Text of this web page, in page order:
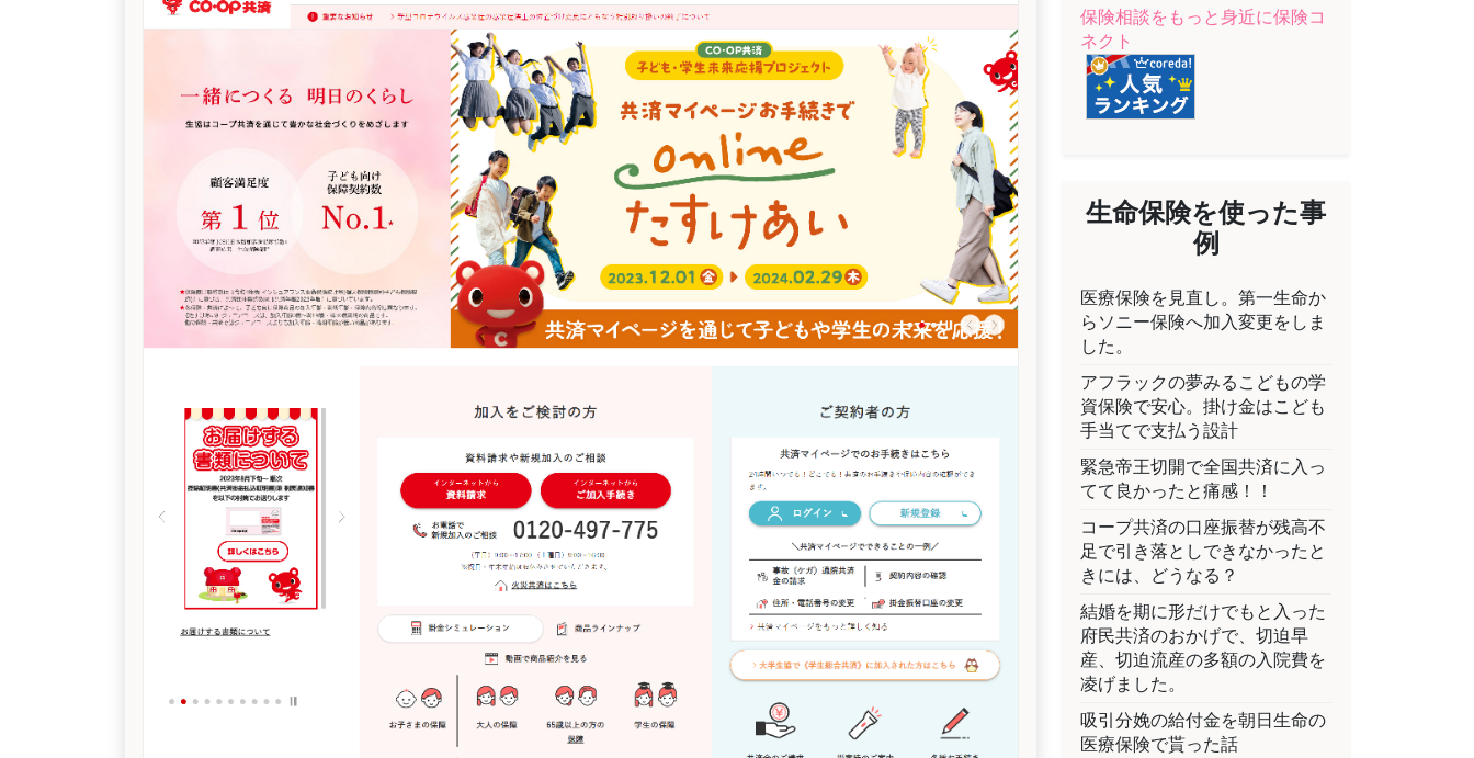
保険相談をもっと身近に保険コ
ネクト
生命保険を使った事
例
医療保険を見直し。第一生命か
らソニー保険へ加入変更をしま
した。
アフラックの夢みるこどもの学
資保険で安心。掛け金はこども
手当てで支払う設計
緊急帝王切開で全国共済に入っ
てて良かったと痛感！！
コープ共済の口座振替が残高不
足で引き落としできなかったと
きには、どうなる？
結婚を期に形だけでもと入った
府民共済のおかげで、切迫早
産、切迫流産の多額の入院費を
凌げました。
吸引分娩の給付金を朝日生命の
医療保険で貰った話